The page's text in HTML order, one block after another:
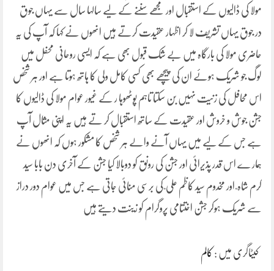
مولا کی ڈالیوں کے استقبال اور مجھے سننے کے لیے سالہا سال سے یہاں جوق
در جوق یہاں تشریف لا کر اظہار عقیدت کرتے ہیں انھوں نے کہا کہ آپ کی یہ
حاضری مولا کی بارگاہ میں بے شک قبول بھی ہے کہ ایسی روحانی محفل میں
لوگ جو شریک ہوئے ان کی پیچھے بھی کسی کامل ولی کا ہاتھ ہوتا ہے اور ہر شخص
اس محافل کی زنیت نہیں بن سکتا تاہم پوٹھوہا ر کے غیور عوام مولا کی ڈالیوں کا
جشن جوش و خروش اور عقیدت کے ساتھ استقبال کر تے ہیں یہ اپنی مثال آپ
ہے جس کے لیے میں یہاں آنے والے ہر شخص کا مشکور ہوں کہ انھوں نے
ہمار ے اس قدر پذیرائی اور جشن کی رونق کو دوبالا کیا جشن کے آخری دن بابا سید
کرم شاہ ؒ اور مخدوم سید کاظم علی ؒ کی برسی منائی جاتی ہے جس میں عوام دور دراز
سے شریک ہوکر جشن اختتامی پروگرام کو زینت دیتے ہیں
کیٹاگری میں : کالم